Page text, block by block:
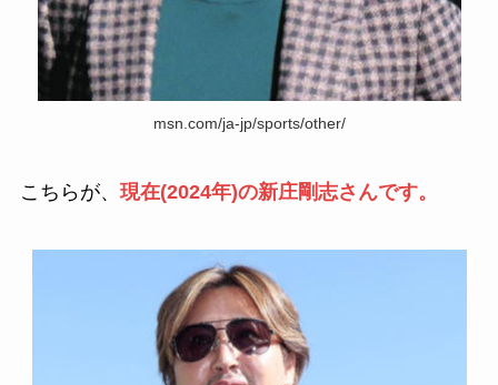
msn.com/ja-jp/sports/other/
こちらが、 現在(2024年)の新庄剛志さんです。